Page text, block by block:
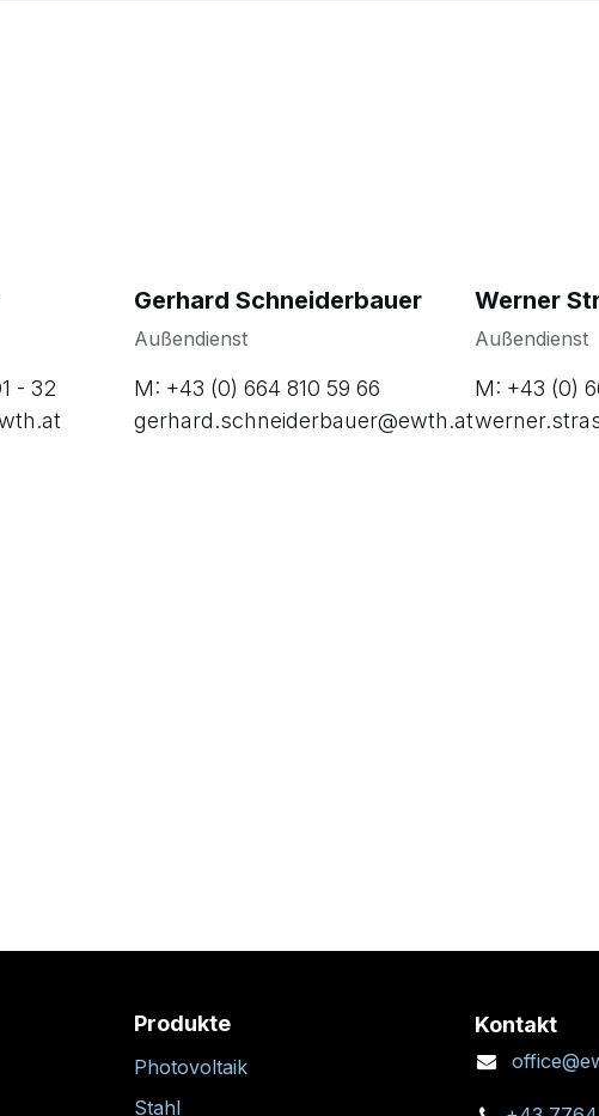
- 32
Gerhard Schneiderbauer
Außendienst
M: +43 (0) 664 810 59 66
gerhard.schneiderbauer@ewth.at
Werner
Außendienst
M: +43 (0)
Produkte
Photovoltaik
Stahl
Kontakt